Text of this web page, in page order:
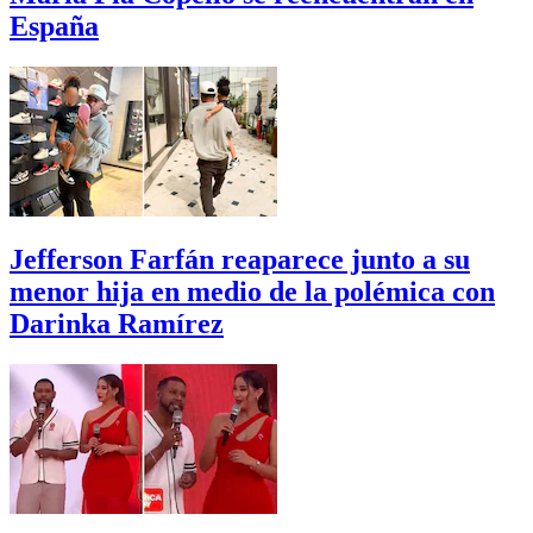
España
Jefferson Farfán reaparece junto a su
menor hija en medio de la polémica con
Darinka Ramírez